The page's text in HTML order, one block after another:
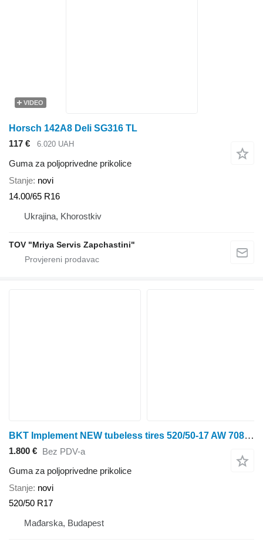
VIDEO
Horsch 142A8 Deli SG316 TL
117 €
6.020 UAH
Guma za poljoprivedne prikolice
Stanje novi
14.00/65 R16
Ukrajina, Khorostkiv
TOV "Mriya Servis Zapchastini"
BKT Implement NEW tubeless tires 520/50-17 AW 708 162A8
1.800 €
Bez PDV-a
Guma za poljoprivedne prikolice
Stanje novi
520/50 R17
Mađarska, Budapest